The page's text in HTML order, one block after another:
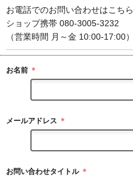
お電話でのお問い合わせはこちら
ショップ携帯 080-3005-3232
（営業時間 月～金 10:00-17:00）
お名前 ＊
メールアドレス ＊
お問い合わせタイトル ＊